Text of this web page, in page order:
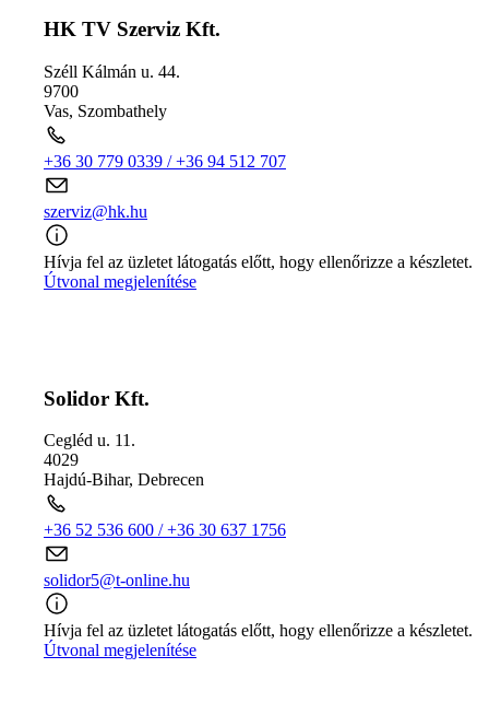
HK TV Szerviz Kft.
Széll Kálmán u. 44.
9700
Vas, Szombathely
+36 30 779 0339 / +36 94 512 707
szerviz@hk.hu
Hívja fel az üzletet látogatás előtt, hogy ellenőrizze a készletet.
Útvonal megjelenítése
Solidor Kft.
Cegléd u. 11.
4029
Hajdú-Bihar, Debrecen
+36 52 536 600 / +36 30 637 1756
solidor5@t-online.hu
Hívja fel az üzletet látogatás előtt, hogy ellenőrizze a készletet.
Útvonal megjelenítése